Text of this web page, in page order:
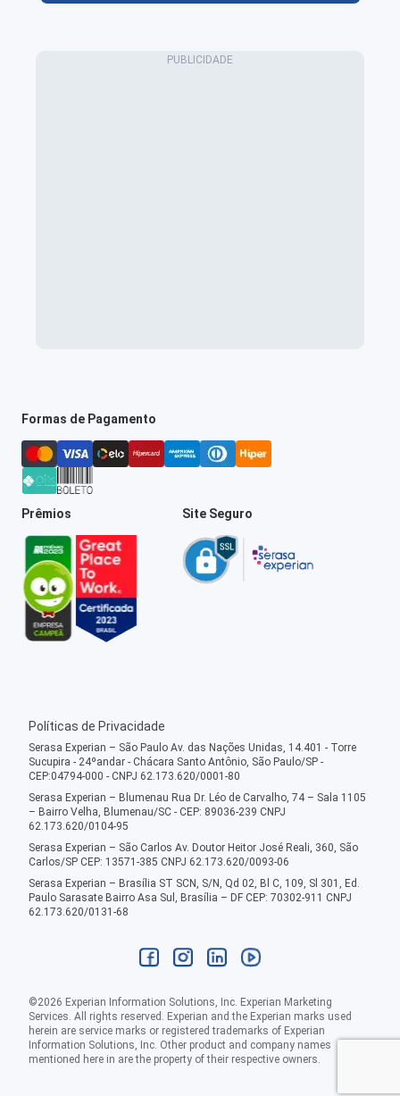
Formas de Pagamento
Prêmios Site Seguro
Políticas de Privacidade
Serasa Experian – São Paulo Av. das Nações Unidas, 14.401 - Torre
Sucupira - 24ºandar - Chácara Santo Antônio, São Paulo/SP -
CEP:04794-000 - CNPJ 62.173.620/0001-80
Serasa Experian – Blumenau Rua Dr. Léo de Carvalho, 74 – Sala 1105
– Bairro Velha, Blumenau/SC - CEP: 89036-239 CNPJ
62.173.620/0104-95
Serasa Experian – São Carlos Av. Doutor Heitor José Reali, 360, São
Carlos/SP CEP: 13571-385 CNPJ 62.173.620/0093-06
Serasa Experian – Brasília ST SCN, S/N, Qd 02, Bl C, 109, Sl 301, Ed.
Paulo Sarasate Bairro Asa Sul, Brasília – DF CEP: 70302-911 CNPJ
62.173.620/0131-68
©2026 Experian Information Solutions, Inc. Experian Marketing
Services. All rights reserved. Experian and the Experian marks used
herein are service marks or registered trademarks of Experian
Information Solutions, Inc. Other product and company names
mentioned here in are the property of their respective owners.